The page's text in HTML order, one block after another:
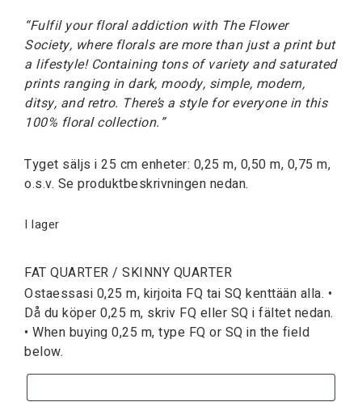
“Fulfil your floral addiction with The Flower
Society, where florals are more than just a print but
a lifestyle! Containing tons of variety and saturated
prints ranging in dark, moody, simple, modern,
ditsy, and retro. There’s a style for everyone in this
100% floral collection.”
Tyget säljs i 25 cm enheter: 0,25 m, 0,50 m, 0,75 m,
o.s.v. Se produktbeskrivningen nedan.
I lager
FAT QUARTER / SKINNY QUARTER
Ostaessasi 0,25 m, kirjoita FQ tai SQ kenttään alla. •
Då du köper 0,25 m, skriv FQ eller SQ i fältet nedan.
• When buying 0,25 m, type FQ or SQ in the field
below.